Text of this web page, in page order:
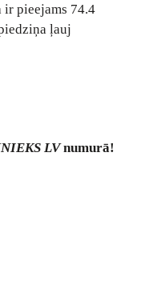
ir pieejams 74.4
ļauj
LVnumurā!